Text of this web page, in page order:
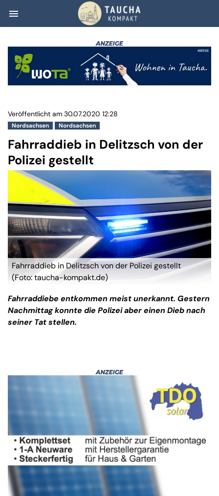
menu Fahrraddieb in
Nordsachsen Nordsachsen
Veröffentlicht am 30.07.2020 12:28
Fahrraddieb in Delitzsch von der
Polizei gestellt
Fahrraddieb in Delitzsch von der Polizei gestellt
(Foto: taucha-kompakt.de)
Fahrraddiebe entkommen meist unerkannt. Gestern
Nachmittag konnte die Polizei aber einen Dieb nach
seiner Tat stellen.